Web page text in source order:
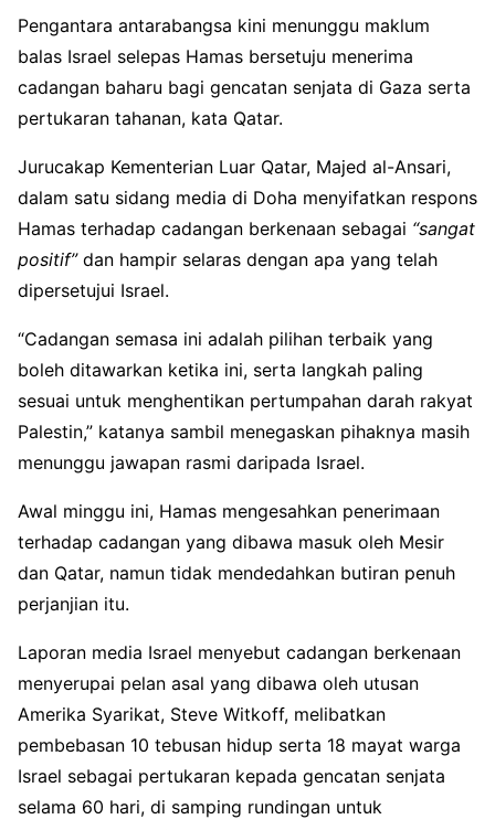
Pengantara antarabangsa kini menunggu maklum
balas Israel selepas Hamas bersetuju menerima
cadangan baharu bagi gencatan senjata di Gaza serta
pertukaran tahanan, kata Qatar.
Jurucakap Kementerian Luar Qatar, Majed al-Ansari,
dalam satu sidang media di Doha menyifatkan respons
Hamas terhadap cadangan berkenaan sebagai “sangat
positif”dan hampir selaras dengan apa yang telah
dipersetujui Israel.
“Cadangan semasa ini adalah pilihan terbaik yang
boleh ditawarkan ketika ini, serta langkah paling
sesuai untuk menghentikan pertumpahan darah rakyat
Palestin,” katanya sambil menegaskan pihaknya masih
menunggu jawapan rasmi daripada Israel.
Awal minggu ini, Hamas mengesahkan penerimaan
terhadap cadangan yang dibawa masuk oleh Mesir
dan Qatar, namun tidak mendedahkan butiran penuh
perjanjian itu.
Laporan media Israel menyebut cadangan berkenaan
menyerupai pelan asal yang dibawa oleh utusan
Amerika Syarikat, Steve Witkoff, melibatkan
pembebasan 10 tebusan hidup serta 18 mayat warga
Israel sebagai pertukaran kepada gencatan senjata
selama 60 hari, di samping rundingan untuk